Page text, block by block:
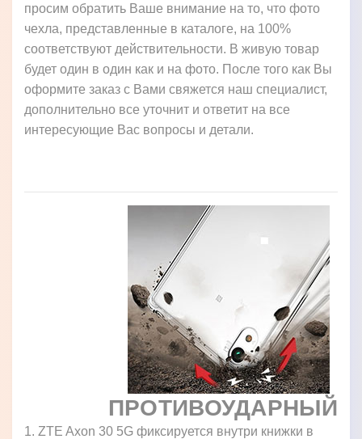
просим обратить Ваше внимание на то, что фото
чехла, представленные в каталоге, на 100%
соответствуют действительности. В живую товар
будет один в один как и на фото. После того как Вы
оформите заказ с Вами свяжется наш специалист,
дополнительно все уточнит и ответит на все
интересующие Вас вопросы и детали.
ПРОТИВОУДАРНЫЙ
1. ZTE Axon 30 5G фиксируется внутри книжки в